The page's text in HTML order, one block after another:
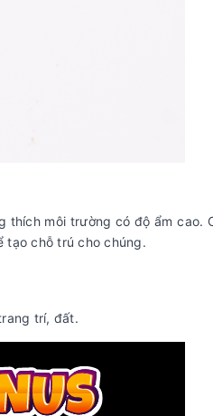
thích môi trường có độ ẩm cao.
tạo chỗ trú cho chúng.
trí, đất.